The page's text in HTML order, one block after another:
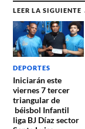
LEER LA SIGUIENTE
DEPORTES
Iniciarán este
viernes 7 tercer
triangular de
béisbol Infantil
liga BJ Díaz sector